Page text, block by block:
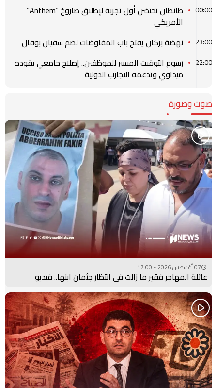
00:00
طانطان تحتضن أول تجربة لإطلاق صاروخ “Anthem”
الأمريكي
23:00 نهضة بركان يفتح باب المفاوضات لضم سفيان بوفال
22:00
رسوم التوقيت الميسر للموظفين.. إصلاح جامعي يقوده
ميداوي وتدعمه التجارب الدولية
صوت وصورة
07 أغسطس 2026 - 17:00
عائلة المهاجر فقير ما زالت في انتظار جثمان ابنها.. فيديو